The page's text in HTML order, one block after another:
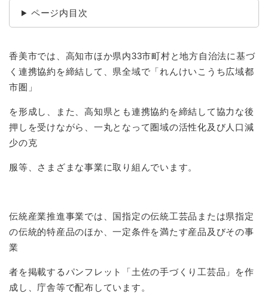
ページ内目次
香美市では、高知市ほか県内33市町村と地方自治法に基づ
く連携協約を締結して、県全域で「れんけいこうち広域都
市圏」
を形成し、また、高知県とも連携協約を締結して協力な後
押しを受けながら、一丸となって圏域の活性化及び人口減
少の克
服等、さまざまな事業に取り組んでいます。
伝統産業推進事業では、国指定の伝統工芸品または県指定
の伝統的特産品のほか、一定条件を満たす産品及びその事
業
者を掲載するパンフレット「土佐の手づくり工芸品」を作
成し、庁舎等で配布しています。